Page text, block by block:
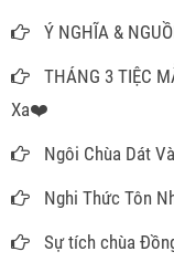
Ý NGHĨA &
THÁNG 3 TIỆC
Xa❤️
Ngôi Chùa Dát
Nghi Thức Tôn
Sự tích chùa